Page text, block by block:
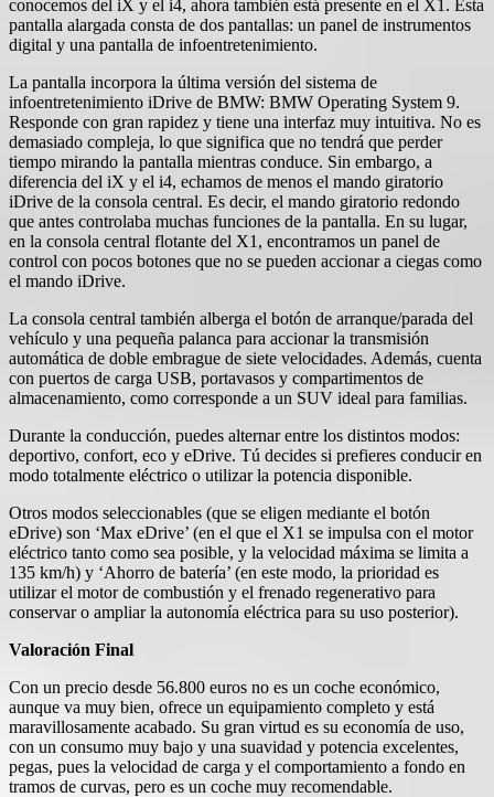
conocemos del iX y el i4, ahora también está presente en el X1. Esta
pantalla alargada consta de dos pantallas: un panel de instrumentos
digital y una pantalla de infoentretenimiento.
La pantalla incorpora la última versión del sistema de
infoentretenimiento iDrive de BMW: BMW Operating System 9.
Responde con gran rapidez y tiene una interfaz muy intuitiva. No es
demasiado compleja, lo que significa que no tendrá que perder
tiempo mirando la pantalla mientras conduce. Sin embargo, a
diferencia del iX y el i4, echamos de menos el mando giratorio
iDrive de la consola central. Es decir, el mando giratorio redondo
que antes controlaba muchas funciones de la pantalla. En su lugar,
en la consola central flotante del X1, encontramos un panel de
control con pocos botones que no se pueden accionar a ciegas como
el mando iDrive.
La consola central también alberga el botón de arranque/parada del
vehículo y una pequeña palanca para accionar la transmisión
automática de doble embrague de siete velocidades. Además, cuenta
con puertos de carga USB, portavasos y compartimentos de
almacenamiento, como corresponde a un SUV ideal para familias.
Durante la conducción, puedes alternar entre los distintos modos:
deportivo, confort, eco y eDrive. Tú decides si prefieres conducir en
modo totalmente eléctrico o utilizar la potencia disponible.
Otros modos seleccionables (que se eligen mediante el botón
eDrive) son ‘Max eDrive’ (en el que el X1 se impulsa con el motor
eléctrico tanto como sea posible, y la velocidad máxima se limita a
135 km/h) y ‘Ahorro de batería’ (en este modo, la prioridad es
utilizar el motor de combustión y el frenado regenerativo para
conservar o ampliar la autonomía eléctrica para su uso posterior).
Valoración Final
Con un precio desde 56.800 euros no es un coche económico,
aunque va muy bien, ofrece un equipamiento completo y está
maravillosamente acabado. Su gran virtud es su economía de uso,
con un consumo muy bajo y una suavidad y potencia excelentes,
pegas, pues la velocidad de carga y el comportamiento a fondo en
tramos de curvas, pero es un coche muy recomendable.